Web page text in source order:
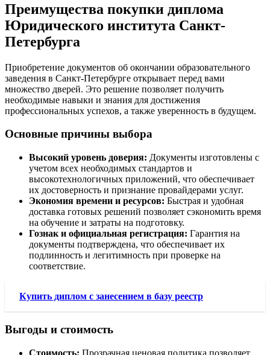
Преимущества покупки диплома
Юридического института Санкт-
Петербурга
Приобретение документов об окончании образовательного
заведения в Санкт-Петербурге открывает перед вами
множество дверей. Это решение позволяет получить
необходимые навыки и знания для достижения
профессиональных успехов, а также уверенность в будущем.
Основные причины выбора
Высокий уровень доверия: Документы изготовлены с
учетом всех необходимых стандартов и
высокотехнологичных приложений, что обеспечивает
их достоверность и признание провайдерами услуг.
Экономия времени и ресурсов: Быстрая и удобная
доставка готовых решений позволяет сэкономить время
на обучение и затраты на подготовку.
Гознак и официальная регистрация: Гарантия на
документы подтверждена, что обеспечивает их
подлинность и легитимность при проверке на
соответствие.
Купить диплом с занесением в базу реестр
Выгоды и стоимость
Стоимость: Прозрачная ценовая политика позволяет